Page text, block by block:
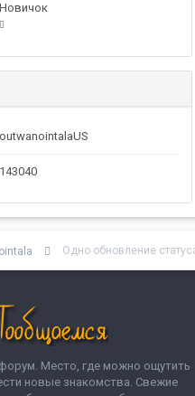
Новичок
outwanointalaUS
143040
Одно обновление
Место, где можно ощутить
новые знакомства. Свежие